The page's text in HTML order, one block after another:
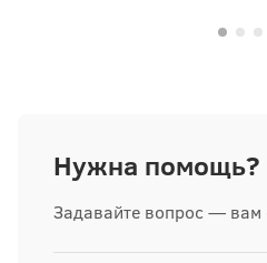
Нужна помощь?
Задавайте вопрос — вам